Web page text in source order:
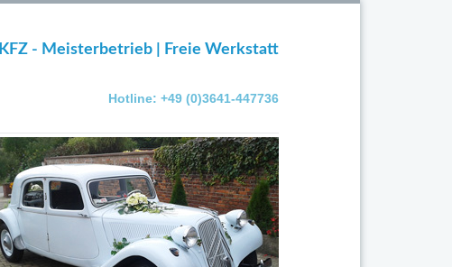
KFZ - Meisterbetrieb | Freie Werkstatt
Hotline: +49 (0)3641-447736